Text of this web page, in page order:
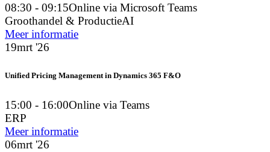
08:30 - 09:15Online via Microsoft Teams
Groothandel & ProductieAI
Meer informatie
19mrt '26
Unified Pricing Management in Dynamics 365 F&O
15:00 - 16:00Online via Teams
ERP
Meer informatie
06mrt '26